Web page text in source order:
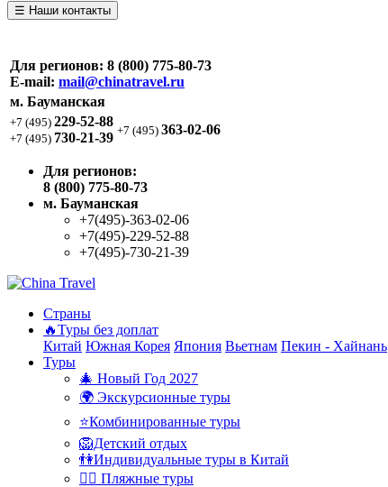
☰ Наши контакты
Для регионов: 8 (800) 775-80-73
E-mail: mail@chinatravel.ru
м. Бауманская
+7 (495) 229-52-88
+7 (495) 730-21-39 +7 (495) 363-02-06
Для регионов:
8 (800) 775-80-73
м. Бауманская
+7(495)-363-02-06
+7(495)-229-52-88
+7(495)-730-21-39
Страны
🔥Туры без доплат
Китай Южная Корея Япония Вьетнам Пекин - Хайнань
Туры
🎄 Новый Год 2027
🌍 Экскурсионные туры
⭐Комбинированные туры
🦁Детский отдых
👫Индивидуальные туры в Китай
🏊‍♂ Пляжные туры